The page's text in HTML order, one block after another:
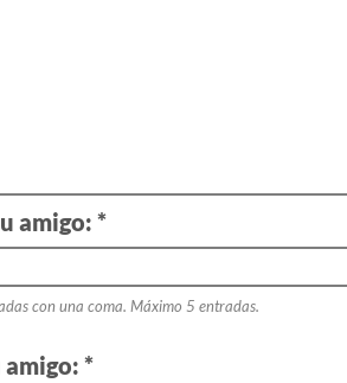
amigo: *
con una coma. Máximo 5 entradas.
amigo: *